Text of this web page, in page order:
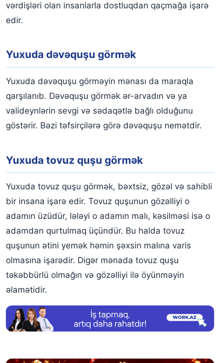
vərdişləri olan insanlarla dostluqdan qaçmağa işarə
edir.
Yuxuda dəvəquşu görmək
Yuxuda dəvəquşu görməyin mənası da maraqla
qarşılanıb. Dəvəquşu görmək ər-arvadın və ya
valideynlərin sevgi və sədaqətlə bağlı olduğunu
göstərir. Bəzi təfsirçilərə görə dəvəquşu nemətdir.
Yuxuda tovuz quşu görmək
Yuxuda tovuz quşu görmək, bəxtsiz, gözəl və sahibli
bir insana işarə edir. Tovuz quşunun gözəlliyi o
adamın üzüdür, lələyi o adamın malı, kəsilməsi isə o
adamdan qurtulmaq üçündür. Bu halda tovuz
quşunun ətini yemək həmin şəxsin malına varis
olmasına işarədir. Digər mənada tovuz quşu
təkəbbürlü olmağın və gözəlliyi ilə öyünməyin
əlamətidir.